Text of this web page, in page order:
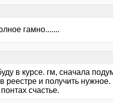
гамно.......
в курсе. гм, сначала
реестре и получить нужное.
счастье.